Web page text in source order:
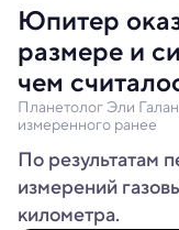
Юпитер
размере и
чем
Планетолог Эли
измеренного ранее
По результатам
измерений
километра.